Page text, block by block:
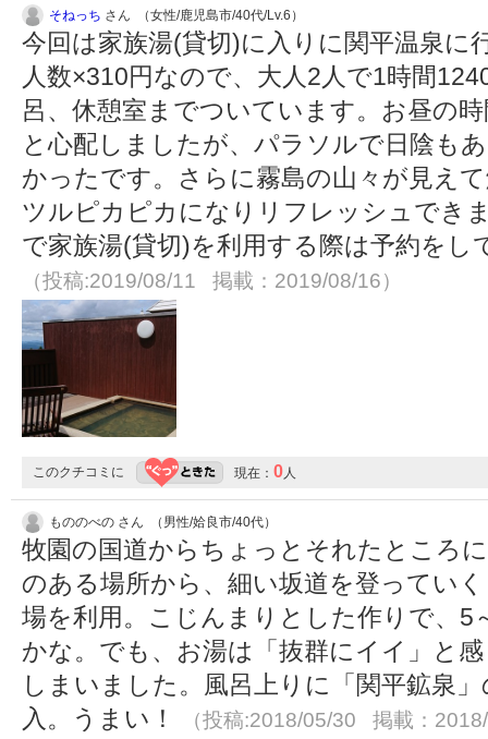
そねっち さん （女性/鹿児島市/40代/Lv.6）
今回は家族湯(貸切)に入りに関平温泉に
人数×310円なので、大人2人で1時間
呂、休憩室までついています。お昼の
と心配しましたが、パラソルで日陰も
かったです。さらに霧島の山々が見え
ツルピカピカになりリフレッシュでき
で家族湯(貸切)を利用する際は予約を
（投稿:2019/08/11 掲載：2019/08/16）
このクチコミに 現在： 0人
もののべの さん （男性/姶良市/40代）
牧園の国道からちょっとそれたところ
のある場所から、細い坂道を登ってい
場を利用。こじんまりとした作りで、
かな。でも、お湯は「抜群にイイ」と
しまいました。風呂上りに「関平鉱泉
入。うまい！
（投稿:2018/05/30 掲載：